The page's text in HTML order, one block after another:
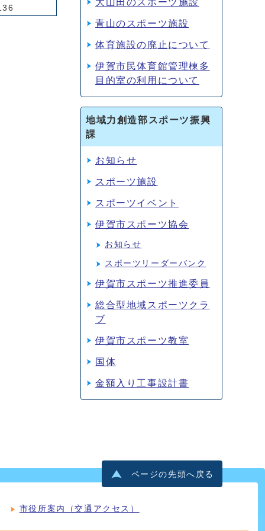
大山田のスポーツ施設
青山のスポーツ施設
体育施設の廃止について
伊賀市民体育館管理棟多
目的室の利用について
地域力創造部スポーツ振興
課
お知らせ
スポーツ施設
スポーツイベント
伊賀市スポーツ協会
お知らせ
スポーツリーダーバンク
伊賀市スポーツ推進委員
総合型地域スポーツクラ
ブ
伊賀市スポーツ教室
国体
金額入り工事設計書
ページの先頭へ戻る
市役所案内（交通アクセス）